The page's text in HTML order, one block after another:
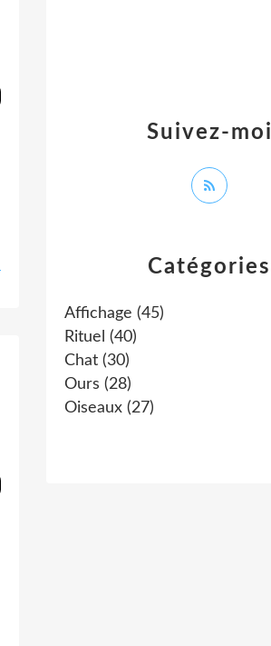
Catégories
Affichage (45)
Rituel (40)
Chat (30)
Ours (28)
Oiseaux (27)
Suivez-moi